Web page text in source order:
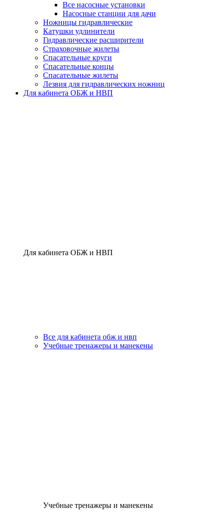
Все насосные установки
Насосные станции для дачи
Ножницы гидравлические
Катушки удлинители
Гидравлические расширители
Страховочные жилеты
Спасательные круги
Спасательные концы
Спасательные жилеты
Лезвия для гидравлических ножниц
Для кабинета ОБЖ и НВП
Для кабинета ОБЖ и НВП
Все для кабинета обж и нвп
Учебные тренажеры и манекены
Учебные тренажеры и манекены